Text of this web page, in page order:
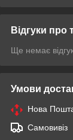
Відгуки про
Ще немає
Умови
Нова
Самовивіз